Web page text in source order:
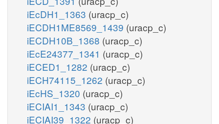
iEcDH1_1363 (uracp_c)
iECDH1ME8569_1439 (uracp_c)
iECDH10B_1368 (uracp_c)
iEcE24377_1341 (uracp_c)
iECED1_1282 (uracp_c)
iECH74115_1262 (uracp_c)
iEcHS_1320 (uracp_c)
iECIAI1_1343 (uracp_c)
iECIAI39_1322 (uracp_c)